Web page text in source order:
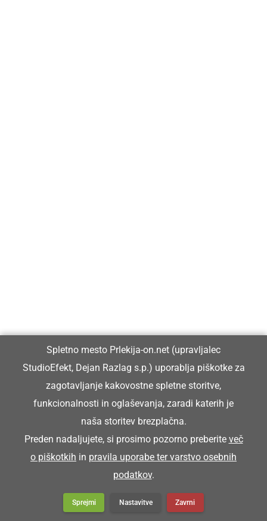
Spletno mesto Prlekija-on.net (upravljalec
StudioEfekt, Dejan Razlag s.p.) uporablja piškotke za
zagotavljanje kakovostne spletne storitve,
funkcionalnosti in oglaševanja, zaradi katerih je
naša storitev brezplačna.
Preden nadaljujete, si prosimo pozorno preberite več
o piškotkih in pravila uporabe ter varstvo osebnih
podatkov.
Sprejmi Nastavitve Zavrni